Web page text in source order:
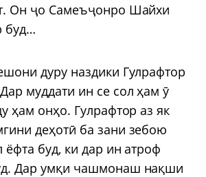
Он ҷо Самеъҷонро Шайхи
буд…
дуру наздики Гулрафтор
муддати ин се сол ҳам ӯ
ҳам онҳо. Гулрафтор аз як
деҳотӣ ба зани зебою
буд, ки дар ин атроф
Дар умқи чашмонаш нақши